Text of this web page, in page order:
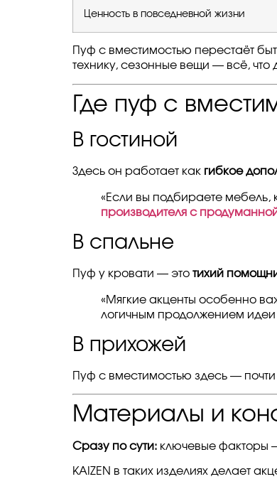
Ценность в повседневной жизни
Пуф с вместимостью перестаёт
технику, сезонные вещи — всё, что
Где пуф с
В гостиной
Здесь он работает как гибкое
«Если вы подбираете мебель,
производителя с
В спальне
Пуф у кровати — это тихий
«Мягкие акценты особенно
логичным продолжением идеи
В прихожей
Пуф с вместимостью здесь —
Материалы и
Сразу по сути: ключевые факторы
KAIZEN в таких изделиях делает